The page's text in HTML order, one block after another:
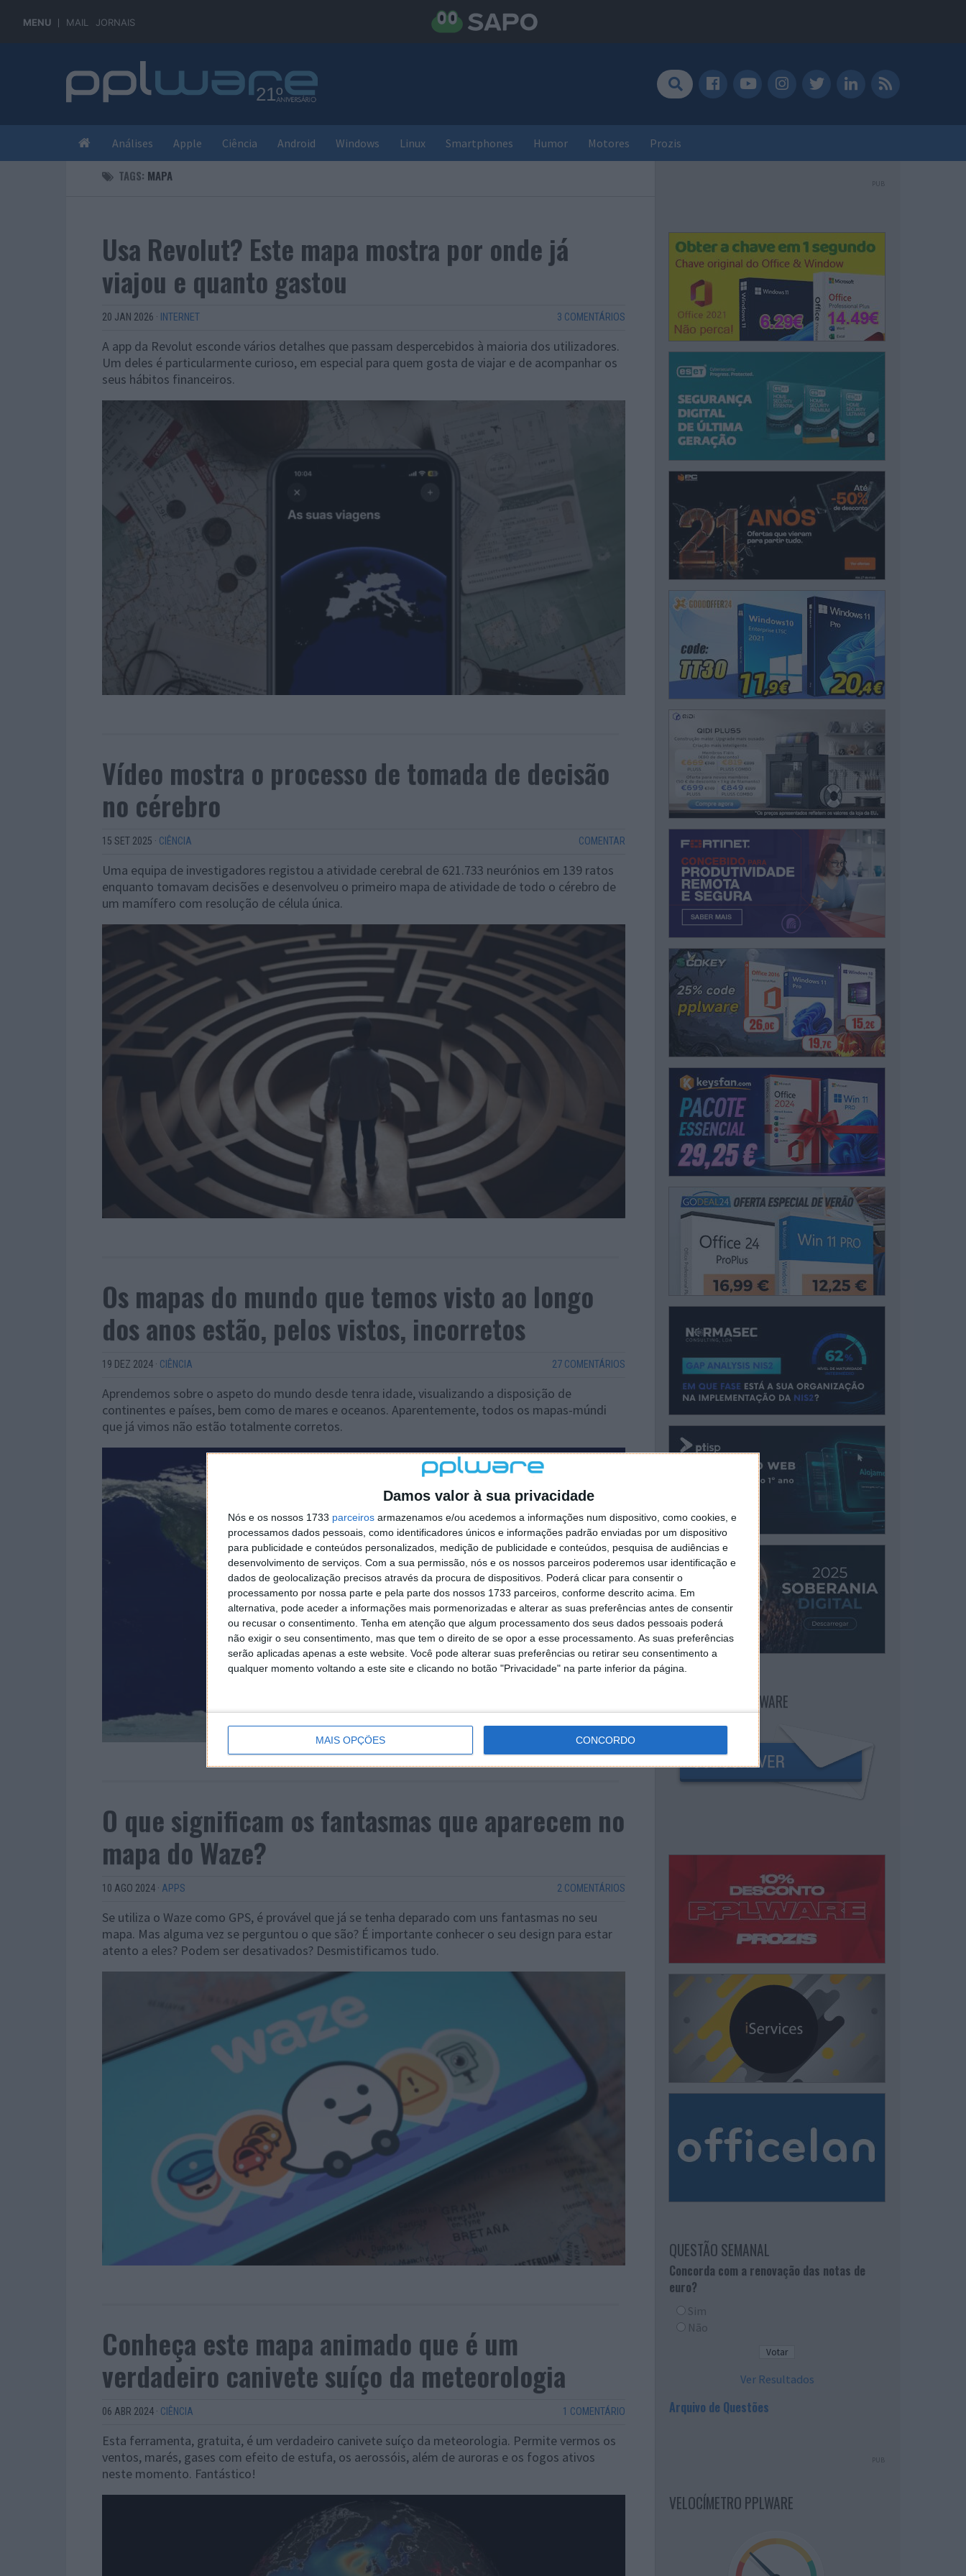
Damos valor à sua privacidade
Nós e os nossos 1733 parceiros armazenamos e/ou acedemos a informações num dispositivo, como cookies, e
processamos dados pessoais, como identificadores únicos e informações padrão enviadas por um dispositivo
para publicidade e conteúdos personalizados, medição de publicidade e conteúdos, pesquisa de audiências e
desenvolvimento de serviços. Com a sua permissão, nós e os nossos parceiros poderemos usar identificação e
dados de geolocalização precisos através da procura de dispositivos. Poderá clicar para consentir o
processamento por nossa parte e pela parte dos nossos 1733 parceiros, conforme descrito acima. Em
alternativa, pode aceder a informações mais pormenorizadas e alterar as suas preferências antes de consentir
ou recusar o consentimento. Tenha em atenção que algum processamento dos seus dados pessoais poderá
não exigir o seu consentimento, mas que tem o direito de se opor a esse processamento. As suas preferências
serão aplicadas apenas a este website. Você pode alterar suas preferências ou retirar seu consentimento a
qualquer momento voltando a este site e clicando no botão "Privacidade" na parte inferior da página.
MAIS OPÇÕES CONCORDO
MENU MAIL JORNAIS
Análises Apple Ciência Android Windows Linux Smartphones Humor Motores Prozis
TAGS: MAPA
Usa Revolut? Este mapa mostra por onde já
viajou e quanto gastou
20 JAN 2026 · INTERNET 3 COMENTÁRIOS
A app da Revolut esconde vários detalhes que passam despercebidos à maioria dos utilizadores.
Um deles é particularmente curioso, em especial para quem gosta de viajar e de acompanhar os
seus hábitos financeiros.
Vídeo mostra o processo de tomada de decisão
no cérebro
15 SET 2025 · CIÊNCIA COMENTAR
Uma equipa de investigadores registou a atividade cerebral de 621.733 neurónios em 139 ratos
enquanto tomavam decisões e desenvolveu o primeiro mapa de atividade de todo o cérebro de
um mamífero com resolução de célula única.
Os mapas do mundo que temos visto ao longo
dos anos estão, pelos vistos, incorretos
19 DEZ 2024 · CIÊNCIA 27 COMENTÁRIOS
Aprendemos sobre o aspeto do mundo desde tenra idade, visualizando a disposição de
continentes e países, bem como de mares e oceanos. Aparentemente, todos os mapas-múndi
que já vimos não estão totalmente corretos.
O que significam os fantasmas que aparecem no
mapa do Waze?
10 AGO 2024 · APPS 2 COMENTÁRIOS
Se utiliza o Waze como GPS, é provável que já se tenha deparado com uns fantasmas no seu
mapa. Mas alguma vez se perguntou o que são? É importante conhecer o seu design para estar
atento a eles? Podem ser desativados? Desmistificamos tudo.
Conheça este mapa animado que é um
verdadeiro canivete suíço da meteorologia
06 ABR 2024 · CIÊNCIA 1 COMENTÁRIO
Esta ferramenta, gratuita, é um verdadeiro canivete suíço da meteorologia. Permite vermos os
ventos, marés, gases com efeito de estufa, os aerossóis, além de auroras e os fogos ativos
neste momento. Fantástico!
PUB
NEWSLETTER PPLWARE
QUESTÃO SEMANAL
Concorda com a renovação das notas de
euro?
Sim
Não
Ver Resultados
Arquivo de Questões
PUB
VELOCÍMETRO PPLWARE